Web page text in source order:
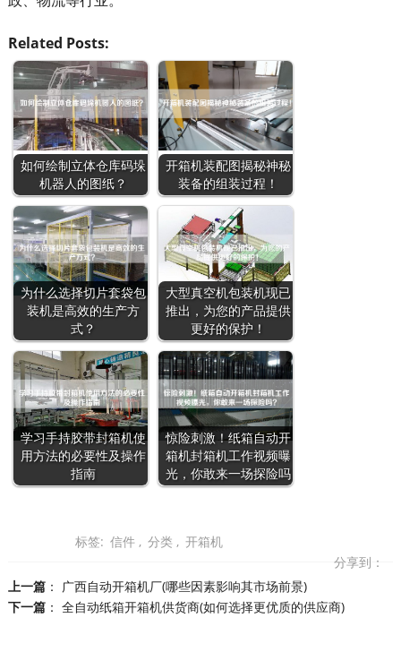
Related Posts:
如何绘制立体仓库码垛
机器人的图纸？
开箱机装配图揭秘神秘
装备的组装过程！
为什么选择切片套袋包
装机是高效的生产方
式？
大型真空机包装机现已
推出，为您的产品提供
更好的保护！
学习手持胶带封箱机使
用方法的必要性及操作
指南
惊险刺激！纸箱自动开
箱机封箱机工作视频曝
光，你敢来一场探险吗
标签: 信件 , 分类 , 开箱机
分享到：
上一篇： 广西自动开箱机厂(哪些因素影响其市场前景)
下一篇： 全自动纸箱开箱机供货商(如何选择更优质的供应商)